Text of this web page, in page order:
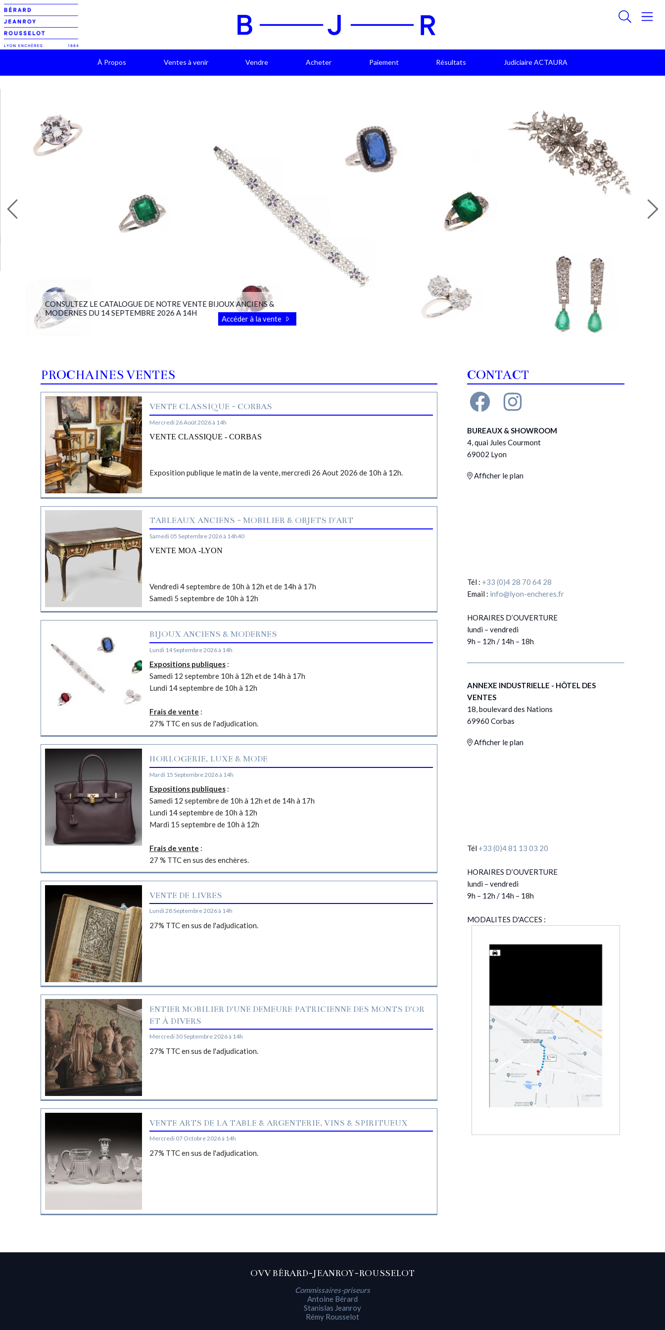
À Propos Ventes à venir Vendre Acheter Paiement Résultats Judiciaire ACTAURA
CONSULTEZ LE CATALOGUE DE NOTRE VENTE BIJOUX ANCIENS &
MODERNES DU 14 SEPTEMBRE 2026 A 14H
Accéder à la vente
PROCHAINES VENTES
VENTE CLASSIQUE - CORBAS
Mercredi 26 Août 2026 à 14h
VENTE CLASSIQUE - CORBAS
Exposition publique le matin de la vente, mercredi 26 Aout 2026 de 10h à 12h.
TABLEAUX ANCIENS - MOBILIER & OBJETS D'ART
Samedi 05 Septembre 2026 à 14h40
VENTE MOA -LYON
Vendredi 4 septembre de 10h à 12h et de 14h à 17h
Samedi 5 septembre de 10h à 12h
BIJOUX ANCIENS & MODERNES
Lundi 14 Septembre 2026 à 14h
Expositions publiques:
Samedi 12 septembre 10h à 12h et de 14h à 17h
Lundi 14 septembre de 10h à 12h
Frais de vente :
27% TTC en sus de l'adjudication.
HORLOGERIE, LUXE & MODE
Mardi 15 Septembre 2026 à 14h
Expositions publiques:
Samedi 12 septembre de 10h à 12h et de 14h à 17h
Lundi 14 septembre de 10h à 12h
Mardi 15 septembre de 10h à 12h
Frais de vente :
27 % TTC en sus des enchères.
VENTE DE LIVRES
Lundi 28 Septembre 2026 à 14h
27% TTC en sus de l'adjudication.
ENTIER MOBILIER D'UNE DEMEURE PATRICIENNE DES MONTS D'OR
ET À DIVERS
Mercredi 30 Septembre 2026 à 14h
27% TTC en sus de l'adjudication.
VENTE ARTS DE LA TABLE & ARGENTERIE, VINS & SPIRITUEUX
Mercredi 07 Octobre 2026 à 14h
27% TTC en sus de l'adjudication.
CONTACT
BUREAUX & SHOWROOM
4, quai Jules Courmont
69002 Lyon
Afficher le plan
Tél : +33 (0)4 28 70 64 28
Email : info@lyon-encheres.fr
HORAIRES D’OUVERTURE
lundi – vendredi
9h – 12h / 14h – 18h
ANNEXE INDUSTRIELLE - HÔTEL DES
VENTES
18, boulevard des Nations
69960 Corbas
Afficher le plan
Tél +33 (0)4 81 13 03 20
HORAIRES D’OUVERTURE
lundi – vendredi
9h – 12h / 14h – 18h
MODALITES D'ACCES :
OVV BÉRARD-JEANROY-ROUSSELOT
Commissaires-priseurs
Antoine Bérard
Stanislas Jeanroy
Rémy Rousselot